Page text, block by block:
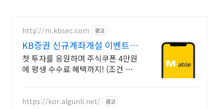
http://m.kbsec.com 광고
KB증권 신규계좌개설 이벤트
국내주식쿠폰 최대 5만원
첫 투자를 응원하며 주식쿠폰 4만원
에 평생 수수료 혜택까지! (조건 충
https://kor.algunli.net/ 광고